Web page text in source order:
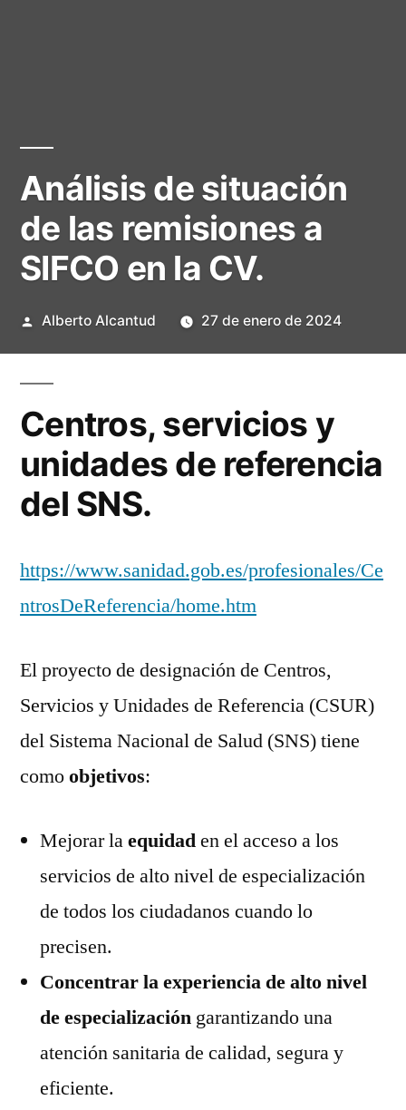
Análisis de situación
de las remisiones a
SIFCO en la CV.
Publicado
Alberto Alcantud 27 de enero de 2024
Centros, servicios y
unidades de referencia
del SNS.
https://www.sanidad.gob.es/profesionales/Ce
ntrosDeReferencia/home.htm
El proyecto de designación de Centros,
Servicios y Unidades de Referencia (CSUR)
del Sistema Nacional de Salud (SNS) tiene
comoobjetivos:
Mejorar laequidaden el acceso a los
servicios de alto nivel de especialización
de todos los ciudadanos cuando lo
precisen.
Concentrar la experiencia de alto nivel
de especialización garantizando una
atención sanitaria de calidad, segura y
eficiente.